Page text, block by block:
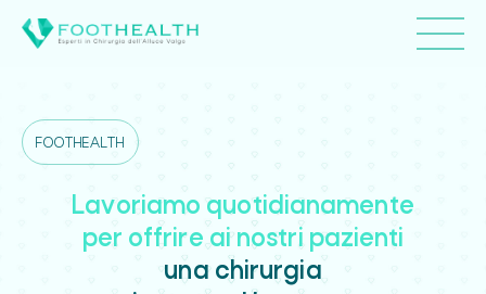
FOOTHEALTH
Lavoriamo quotidianamente
per offrire ai nostri pazienti
una chirurgia